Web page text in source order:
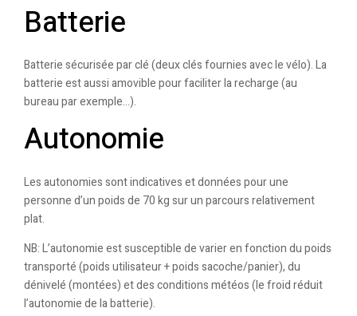
Batterie
Batterie sécurisée par clé (deux clés fournies avec le vélo). La
batterie est aussi amovible pour faciliter la recharge (au
bureau par exemple…).
Autonomie
Les autonomies sont indicatives et données pour une
personne d’un poids de 70 kg sur un parcours relativement
plat.
NB: L’autonomie est susceptible de varier en fonction du poids
transporté (poids utilisateur + poids sacoche/panier), du
dénivelé (montées) et des conditions météos (le froid réduit
l’autonomie de la batterie).